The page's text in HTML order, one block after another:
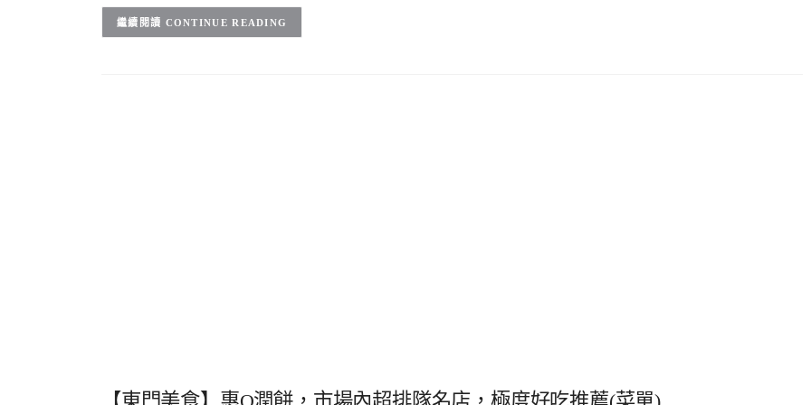
CONTINUE READING